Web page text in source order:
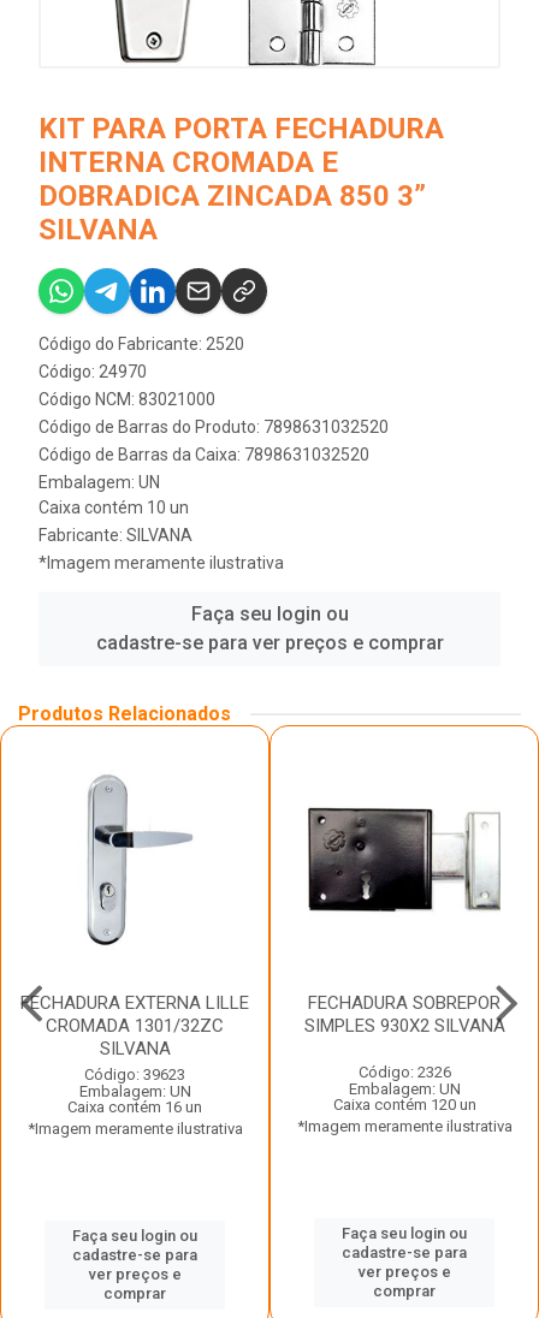
KIT PARA PORTA FECHADURA
INTERNA CROMADA E
DOBRADICA ZINCADA 850 3”
SILVANA
Código do Fabricante: 2520
Código: 24970
Código NCM: 83021000
Código de Barras do Produto: 7898631032520
Código de Barras da Caixa: 7898631032520
Embalagem: UN
Caixa contém 10 un
Fabricante: SILVANA
*Imagem meramente ilustrativa
Faça seu login ou
cadastre-se para ver preços e comprar
Produtos Relacionados
FECHADURA EXTERNA LILLE
CROMADA 1301/32ZC
SILVANA
Código: 39623
Embalagem: UN
Caixa contém 16 un
*Imagem meramente ilustrativa
Faça seu login ou
cadastre-se para
ver preços e
comprar
FECHADURA SOBREPOR
SIMPLES 930X2 SILVANA
Código: 2326
Embalagem: UN
Caixa contém 120 un
*Imagem meramente ilustrativa
Faça seu login ou
cadastre-se para
ver preços e
comprar